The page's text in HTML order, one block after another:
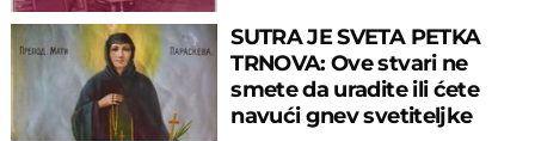
SUTRA JE SVETA PETKA
TRNOVA: Ove stvari ne
smete da uradite ili ćete
navući gnev svetiteljke